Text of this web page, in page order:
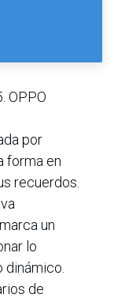
OPPO
por
forma en
recuerdos.
un
lo
de